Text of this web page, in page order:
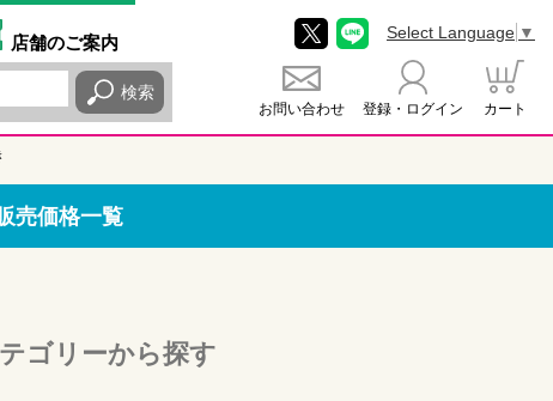
店舗のご案内
検索
お問い合わせ 登録・ログイン カート
Select Language ▼
売価格一覧
ゴリーから探す